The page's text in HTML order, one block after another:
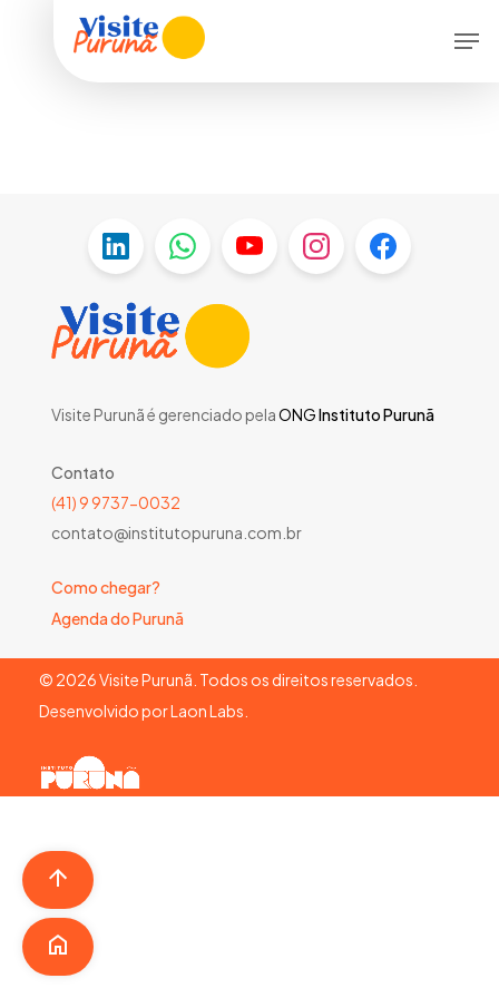
Visite Purunã é gerenciado pelaONGInstituto Purunã
Contato
(41) 9 9737-0032
contato@institutopuruna.com.br
Como chegar?
Agenda do Purunã
© 2026Visite Purunã. Todos os direitos reservados.
Desenvolvido porLaon Labs